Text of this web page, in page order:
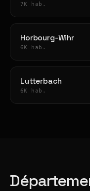
7K hab.
Horbourg-Wihr
6K hab.
Lutterbach
6K hab.